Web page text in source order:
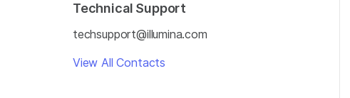
Technical Support
techsupport@illumina.com
View All Contacts